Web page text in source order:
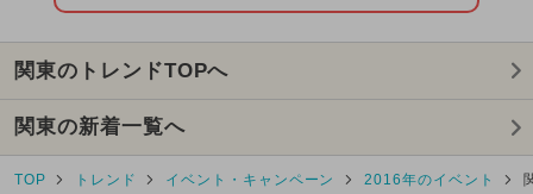
2024年4月のイベント
2025年8月のイベント
関東のトレンドTOPへ
関東の新着一覧へ
TOP トレンド イベント・キャンペーン 2016年のイベント